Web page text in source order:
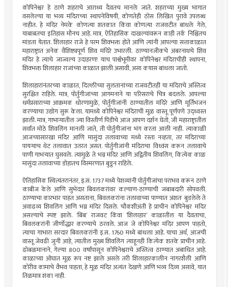
कोपिनेश्वर हे ठाणे शहराचे आराध्य दैवतच मानले जाते. शहराच्या मुख्य भागात
वसलेल्या या भव्य मंदिराच्या स्थापनेविषयी, कोणतेही ठोस लिखित पुरावे उपलब्ध
नाहीत. हे मंदिर नेमके कोणत्या शतकात किंवा कोणत्या राजवटीत बांधले गेले,
याबाबतचा इतिहास मौनच आहे. मात्र, ऐतिहासिक दाखल्यांवरून काही तर्क निश्चितच
मांडता येतात. शिलाहार राजे हे परम शिवभक्त होते आणि त्यांनी आपल्या सत्ताकाळात
महाराष्ट्रात अनेक वैशिष्ट्यपूर्ण शिव मंदिरे उभारली. ठाण्यानजीकचे अंबरनाथचे शिव
मंदिर हे त्याचे जाज्वल्य उदाहरण! याच पार्श्वभूमीवर कोपिनेश्वर मंदिराचीही स्थापना,
शिवभक्त शिलाहार राजांच्या काळात झाली असावी, असा कयास बांधला जातो.
शिलाहारांनंतरच्या काळात, दिल्लीच्या सुलतानांच्या राजवटीतही या मंदिराचे अस्तित्व
सुरक्षित राहिले. मात्र, पोर्तुगीजांच्या आगमनाने या परिसराचे चित्र बदलले. आपल्या
धर्मप्रसाराच्या आक्रमक धोरणामुळे, पोर्तुगीजांनी ठाण्यातील मंदिरे आणि मूर्तिभंजन
करण्याचा उद्योग सुरू केला. यामध्ये कोपिनेश्वर मंदिराची मूळ वास्तू पूर्णपणे उद्ध्वस्त
झाली. मात्र, गाभाऱ्यातील ज्या विस्तीर्ण पिंडीचे आज आपण दर्शन घेतो, जी महाराष्ट्रातील
सर्वांत मोठे शिवलिंग मानली जाते, ती पोर्तुगीजांना भंग करता आली नाही. त्याकाळी
आजच्यासारखा मंदिर आणि मासुंदा तलावाच्या मध्ये रस्ता नव्हता, तर मंदिराच्या
पायऱ्याच थेट तलावात उतरत असत. पोर्तुगीजांनी मंदिराचा विध्वंस करून तलावाचे
पाणी गाभऱ्यात घुसवले. त्यामुळे ते भग्न मंदिर आणि अद्वितीय शिवलिंग, कित्येक काळ
मासुंदा तलावाच्या डोहातच विस्मरणात बुडून राहिले.
ऐतिहासिक स्थित्यंतरानंतर, इ.स. 1737 मध्ये पेशव्यांनी पोर्तुगीजांचा पराभव करून ठाणे
काबीज केले आणि सुभेदार बिवलकरांवर कल्याण-ठाण्याची जबाबदारी सोपवली.
ठाण्याचा कारभार पाहत असताना, बिवलकरांना तलावाच्या पाण्यात अंशतः बुडलेले ते
अवाढव्य शिवलिंग आणि भग्न मंदिर दिसले. चौकशीअंती हे प्राचीन कोपिनेश्वर मंदिर
असल्याचे स्पष्ट झाले. ‌‘बिंब‌’ राजवट किंवा ‌‘शिलाहार‌’ काळातील या दैवताचा,
बिवलकरांनी जीर्णोद्धार करण्याचे ठरवले. आज जे कोपिनेश्वर मंदिर आपण पाहतो,
त्याचा गाभारा सरदार बिवलकरांनी इ.स. 1760 मध्ये बांधला आहे. याचा अर्थ, आजची
वास्तू जेवढी जुनी आहे, त्यातील मुख्य शिवलिंग त्याहूनही कित्येक शतके प्राचीन आहे.
ढोबळमानाने, गेल्या 800 वर्षांपासून कोपिनेश्वराचे अस्तित्व ठाण्यात अबाधित आहे.
काळाच्या ओघात मूळ रूप नष्ट झाले असले तरी शिलाहारकालीन नागरशैली आणि
कोरीव कामाचे वैभव पाहता, हे मूळ मंदिर अत्यंत देखणे आणि भव्य दिव्य असावे, यात
तिळमात्र शंका नाही.